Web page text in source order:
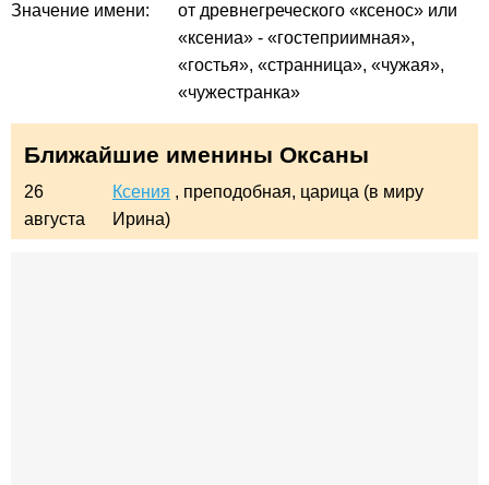
Значение имени:
от древнегреческого «ксенос» или
«ксениа» - «гостеприимная»,
«гостья», «странница», «чужая»,
«чужестранка»
Ближайшие именины Оксаны
26
августа
Ксения , преподобная, царица (в миру
Ирина)